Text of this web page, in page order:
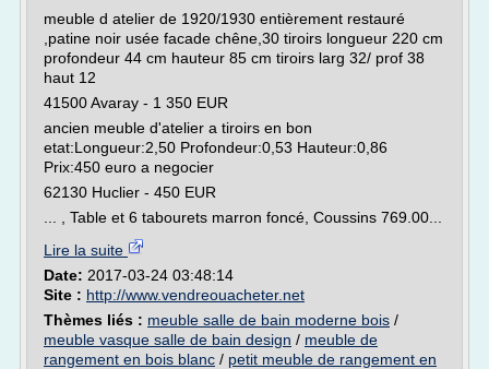
meuble d atelier de 1920/1930 entièrement restauré
,patine noir usée facade chêne,30 tiroirs longueur 220 cm
profondeur 44 cm hauteur 85 cm tiroirs larg 32/ prof 38
haut 12
41500 Avaray - 1 350 EUR
ancien meuble d'atelier a tiroirs en bon
etat:Longueur:2,50 Profondeur:0,53 Hauteur:0,86
Prix:450 euro a negocier
62130 Huclier - 450 EUR
... , Table et 6 tabourets marron foncé, Coussins 769.00...
Lire la suite
Date: 2017-03-24 03:48:14
Site : http://www.vendreouacheter.net
Thèmes liés : meuble salle de bain moderne bois /
meuble vasque salle de bain design / meuble de
rangement en bois blanc / petit meuble de rangement en